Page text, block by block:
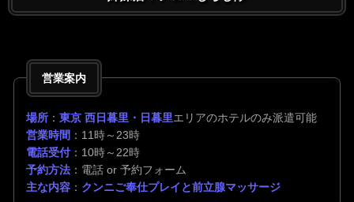
営業案内
場所 ： 東京 西日暮里・日暮里エリアのホテルのみ派遣可能
営業時間 ：11時～23時
電話受付：10時～22時
予約方法 ：電話 or 予約フォーム
主な内容 ： クンニご奉仕プレイと前立腺マッサージ